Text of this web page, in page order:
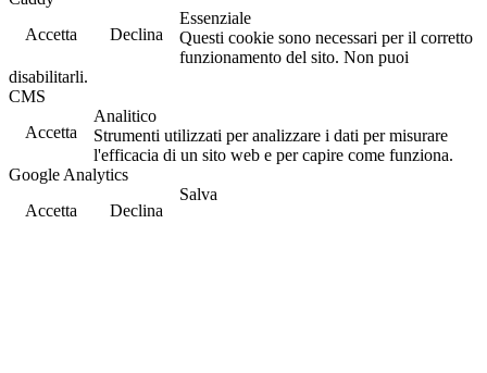
Accetta
Declina
Essenziale
Questi cookie sono necessari per il corretto
funzionamento del sito. Non puoi
disabilitarli.
CMS
Accetta
Analitico
Strumenti utilizzati per analizzare i dati per misurare
l'efficacia di un sito web e per capire come funziona.
Google Analytics
Accetta
Declina
Salva